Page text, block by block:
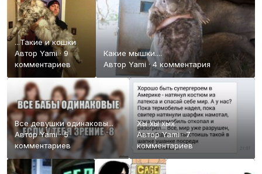
...Такие и кошки
Автор Yami·9
комментариев
Какие мышки....
АвторYami ·4 комментария
Все девушки одинаковы...
АвторYami·5
комментариев
Хы хы хых
АвторYami·7
комментариев